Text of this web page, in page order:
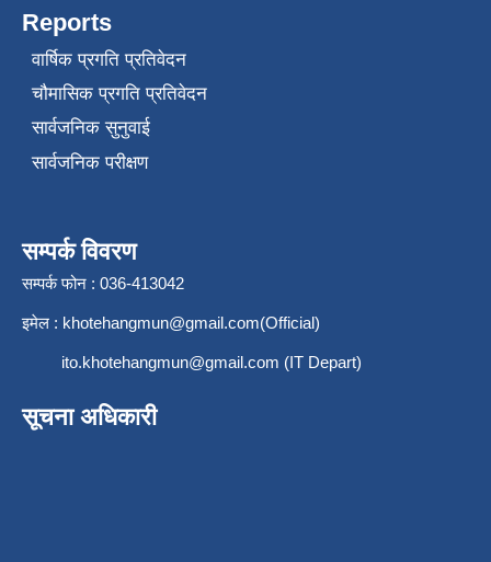
Reports
वार्षिक प्रगति प्रतिवेदन
चौमासिक प्रगति प्रतिवेदन
सार्वजनिक सुनुवाई
सार्वजनिक परीक्षण
सम्पर्क विवरण
सम्पर्क फोन : 036-413042
इमेल : khotehangmun@gmail.com(Official)
ito.khotehangmun@gmail.com (IT Depart)
सूचना अधिकारी